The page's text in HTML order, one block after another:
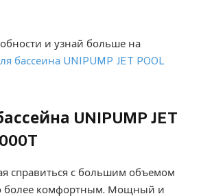
и узнай больше на
бассеина UNIPUMP JET POOL
UNIPUMP JET
справиться с большим объемом
более комфортным. Мощный и